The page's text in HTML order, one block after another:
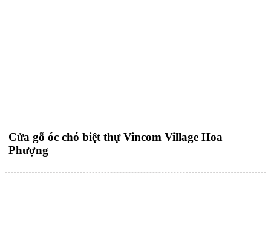
Cửa gỗ óc chó biệt thự Vincom Village Hoa
Phượng